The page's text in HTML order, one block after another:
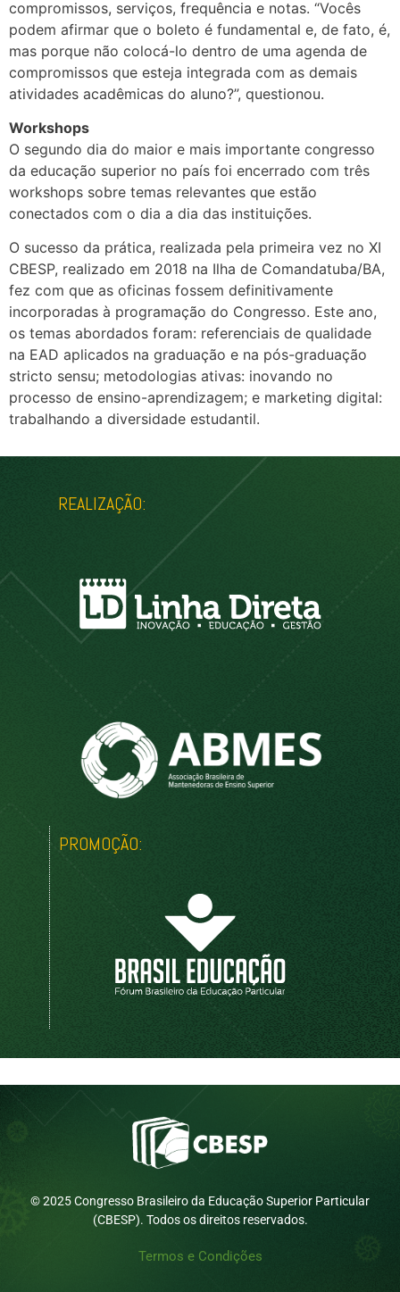
compromissos, serviços, frequência e notas. “Vocês
podem afirmar que o boleto é fundamental e, de fato, é,
mas porque não colocá-lo dentro de uma agenda de
compromissos que esteja integrada com as demais
atividades acadêmicas do aluno?”, questionou.
Workshops
O segundo dia do maior e mais importante congresso
da educação superior no país foi encerrado com três
workshops sobre temas relevantes que estão
conectados com o dia a dia das instituições.
O sucesso da prática, realizada pela primeira vez no XI
CBESP, realizado em 2018 na Ilha de Comandatuba/BA,
fez com que as oficinas fossem definitivamente
incorporadas à programação do Congresso. Este ano,
os temas abordados foram: referenciais de qualidade
na EAD aplicados na graduação e na pós-graduação
stricto sensu; metodologias ativas: inovando no
processo de ensino-aprendizagem; e marketing digital:
trabalhando a diversidade estudantil.
REALIZAÇÃO:
PROMOÇÃO:
© 2025 Congresso Brasileiro da Educação Superior Particular
(CBESP). Todos os direitos reservados.
Termos e Condições